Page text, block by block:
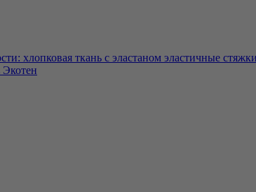
хлопковая ткань с эластаном эластичные